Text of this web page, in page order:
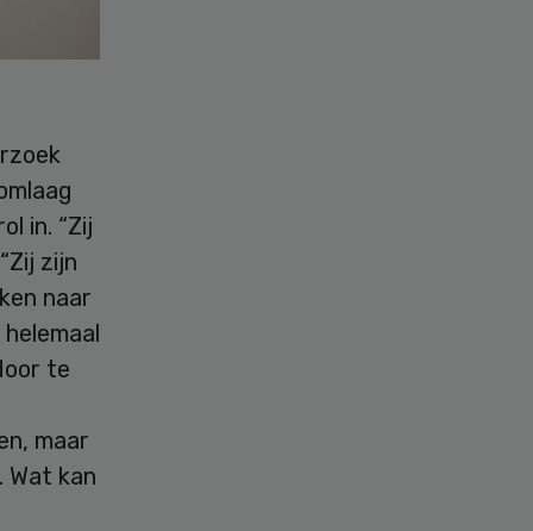
in. “Zij
zijn
naar
te
maar
Wat kan